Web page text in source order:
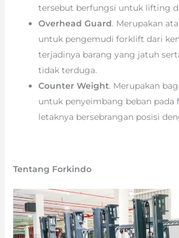
tersebut berfungsi untuk lifting
Overhead Guard. Merupakan
untuk pengemudi forklift dari
terjadinya barang yang jatuh
tidak terduga.
Counter Weight. Merupakan
untuk penyeimbang beban pada
letaknya bersebrangan posisi
Tentang Forkindo